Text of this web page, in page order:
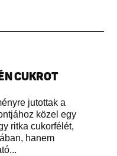
CUKROT
jutottak a
közel egy
ritka cukorfélét,
hanem